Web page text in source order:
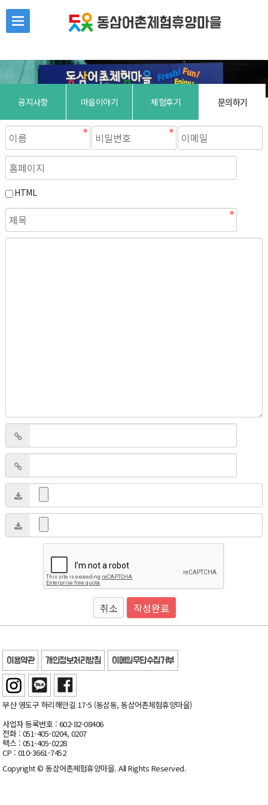
공지사항 마을이야기 체험후기 문의하기
HTML
취소
이용약관 개인정보처리방침 이메일무단수집거부
부산 영도구 하리해안길 17-5 (동삼동, 동삼어촌체험휴양마을)
사업자 등록번호 : 602-82-08406
전화 : 051-405-0204, 0207
팩스 : 051-405-0228
CP : 010-3661-7452
Copyright © 동삼어촌체험휴양마을. All Rights Reserved.